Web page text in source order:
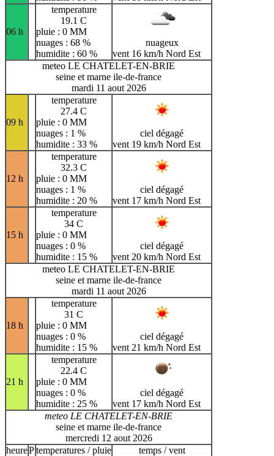
06 h
temperature
19.1 C
pluie : 0 MM
nuages : 68 %
humidite : 60 %
nuageux
vent 16 km/h Nord Est
meteo LE CHATELET-EN-BRIE
seine et marne ile-de-france
mardi 11 aout 2026
09 h
temperature
27.4 C
pluie : 0 MM
nuages : 1 %
humidite : 33 %
ciel dégagé
vent 19 km/h Nord Est
12 h
temperature
32.3 C
pluie : 0 MM
nuages : 1 %
humidite : 20 %
ciel dégagé
vent 17 km/h Nord Est
15 h
temperature
34 C
pluie : 0 MM
nuages : 0 %
humidite : 15 %
ciel dégagé
vent 20 km/h Nord Est
meteo LE CHATELET-EN-BRIE
seine et marne ile-de-france
mardi 11 aout 2026
18 h
temperature
31 C
pluie : 0 MM
nuages : 0 %
humidite : 15 %
ciel dégagé
vent 21 km/h Nord Est
21 h
temperature
22.4 C
pluie : 0 MM
nuages : 0 %
humidite : 25 %
ciel dégagé
vent 17 km/h Nord Est
meteo LE CHATELET-EN-BRIE
seine et marne ile-de-france
mercredi 12 aout 2026
heurePtemperatures / pluie temps / vent